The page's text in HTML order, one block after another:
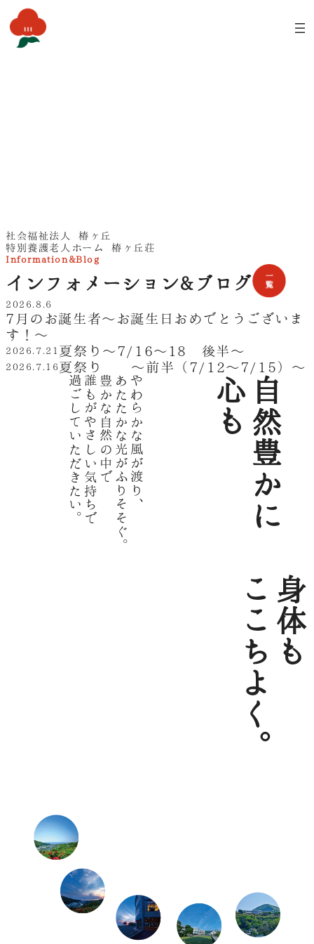
容
を
ス
社会福祉法人 椿ヶ丘
特別養護老人ホーム 椿ヶ丘荘
Information&Blog
インフォメーション&ブログ
2026.8.6
7月のお誕生者～お誕生日おめでとうございま
す！～
2026.7.21 夏祭り～7/16～18 後半～
2026.7.16夏祭り ～前半（7/12～7/15）～
自然豊かに
心も
身体も
ここちよく。
やわらかな風が渡り、
あたたかな光がふりそそぐ。
豊かな自然の中で
誰もがやさしい気持ちで
過ごしていただきたい。